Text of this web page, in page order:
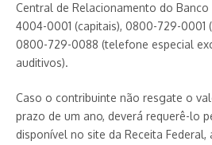
Central de Relacionamento do
4004-0001 (capitais), 0800-729-0001
0800-729-0088 (telefone especial
auditivos).
Caso o contribuinte não resgate o
prazo de um ano, deverá requerê-lo
disponível no site da Receita Federal,